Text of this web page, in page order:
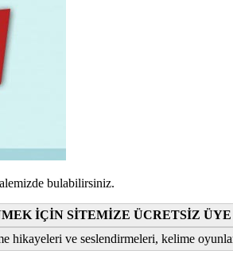
bulabilirsiniz.
İÇİN SİTEMİZE ÜCRETSİZ
hikayeleri ve seslendirmeleri, kelime